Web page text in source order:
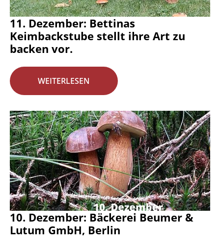
11. Dezember: Bettinas
Keimbackstube stellt ihre Art zu
backen vor.
WEITERLESEN
10. Dezember: Bäckerei Beumer &
Lutum GmbH, Berlin